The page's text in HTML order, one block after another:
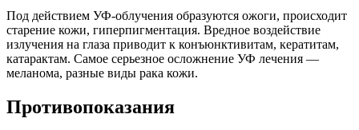
Под действием УФ-облучения образуются ожоги, происходит
старение кожи, гиперпигментация. Вредное воздействие
излучения на глаза приводит к конъюнктивитам, кератитам,
катарактам. Самое серьезное осложнение УФ лечения —
меланома, разные виды рака кожи.
Противопоказания